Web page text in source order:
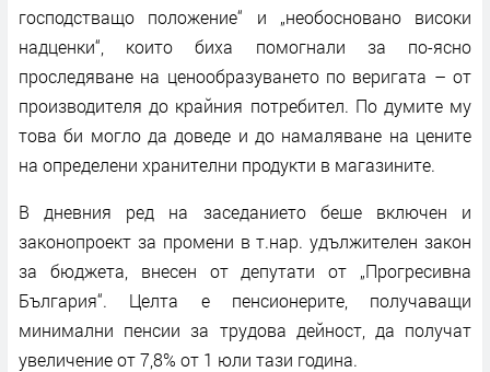
господстващо положение“ и „необосновано високи
надценки“, които биха помогнали за по-ясно
проследяване на ценообразуването по веригата – от
производителя до крайния потребител. По думите му
това би могло да доведе и до намаляване на цените
на определени хранителни продукти в магазините.
В дневния ред на заседанието беше включен и
законопроект за промени в т.нар. удължителен закон
за бюджета, внесен от депутати от „Прогресивна
България“. Целта е пенсионерите, получаващи
минимални пенсии за трудова дейност, да получат
увеличение от 7,8% от 1 юли тази година.